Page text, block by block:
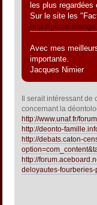
les plus regardées
Sur le site les
http://
Avec mes
importante.
Jacques Nimier
Il serait intéressant
concernant la
http://www.unaf.fr/
http://deonto-
http://debats.caton-
http://
deloyautes-